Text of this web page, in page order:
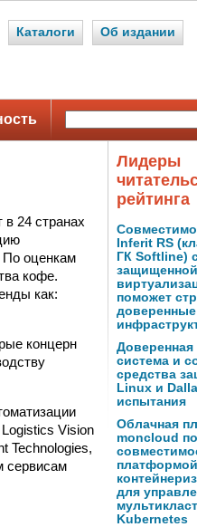
Каталоги Об издании
24 странах
По оценкам
кофе.
как:
концерн
Vision
Technologies,
сервисам
Лидеры
рейтинга
Inferit RS
ГК Softline)
защищенной
поможет
доверенные
Доверенная
система и
средства
Linux и
испытания
Облачная
moncloud
платформой
для
Kubernetes